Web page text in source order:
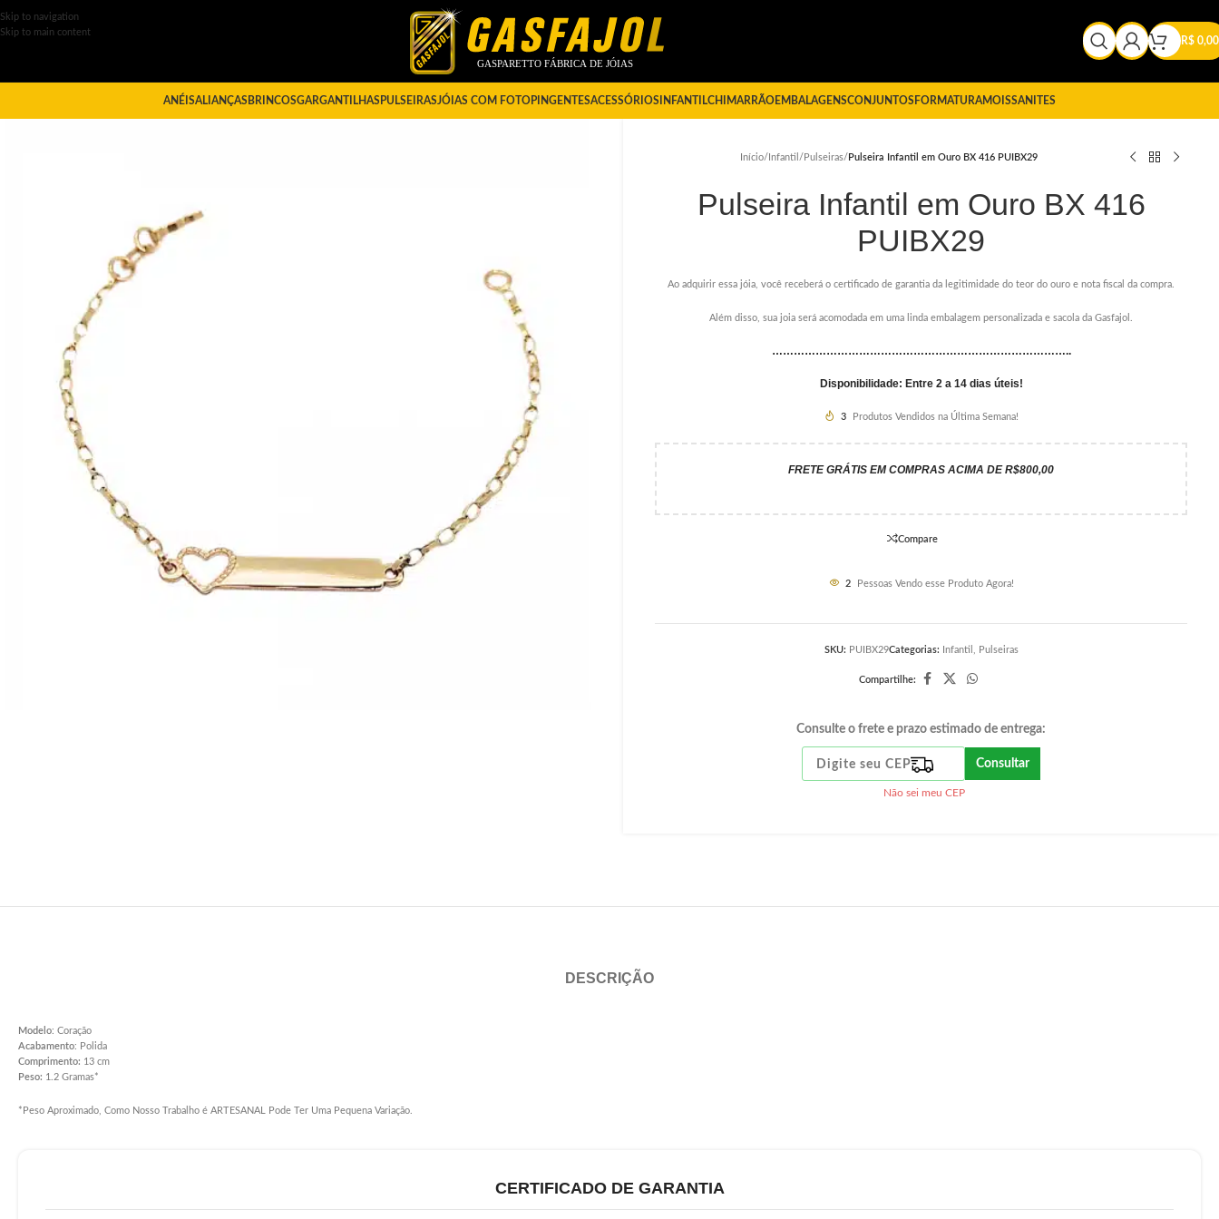
Skip to navigation
Skip to main content
R$ 0,00
ANÉISALIANÇAS BRINCOSGARGANTILHAS PULSEIRASJÓIAS COM FOTOPINGENTESACESSÓRIOS INFANTILCHIMARRÃOEMBALAGENSCONJUNTOS FORMATURAMOISSANITES
Início/ Infantil / Pulseiras/ Pulseira Infantil em Ouro BX 416 PUIBX29
Pulseira Infantil em Ouro BX 416
PUIBX29
Ao adquirir essa jóia, você receberá o certificado de garantia da legitimidade do teor do ouro e nota fiscal da compra.
Além disso, sua joia será acomodada em uma linda embalagem personalizada e sacola da Gasfajol.
………………………………………………………………………..
Disponibilidade: Entre 2 a 14 dias úteis!
3 Produtos Vendidos na Última Semana!
FRETE GRÁTIS EM COMPRAS ACIMA DE R$800,00
Compare
2 Pessoas Vendo esse Produto Agora!
SKU: PUIBX29Categorias: Infantil Pulseiras
Compartilhe:
Consulte o frete e prazo estimado de entrega:
Consultar
Não sei meu CEP
DESCRIÇÃO
Modelo: Coração
Acabamento: Polida
Comprimento: 13 cm
Peso: 1.2 Gramas*
*Peso Aproximado, Como Nosso Trabalho é ARTESANAL Pode Ter Uma Pequena Variação.
CERTIFICADO DE GARANTIA